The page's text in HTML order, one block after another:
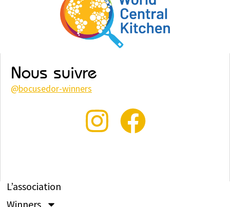
Nous suivre
@bocusedor-winners
L’association
Winners